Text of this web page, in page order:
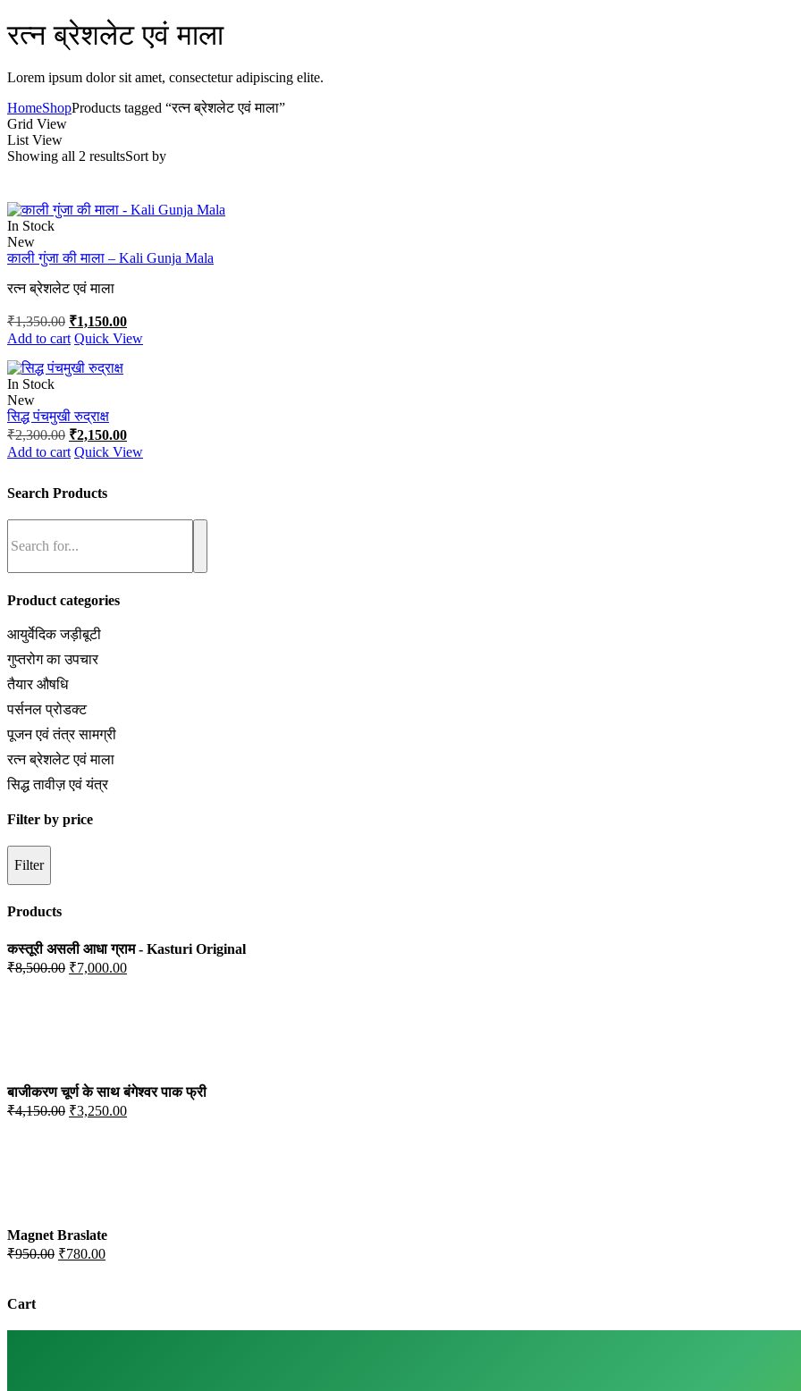
रत्न ब्रेशलेट एवं माला
Lorem ipsum dolor sit amet, consectetur adipiscing elite.
HomeShopProducts tagged “रत्न ब्रेशलेट एवं माला”
Grid View
List View
Showing all 2 resultsSort by
In Stock
New
काली गुंजा की माला – Kali Gunja Mala
रत्न ब्रेशलेट एवं माला
₹1,350.00 Original
price
was:
₹1,350.00.
₹1,150.00Current
price
is:
Add to cart Quick View
In Stock
New
सिद्ध पंचमुखी रुद्राक्ष
₹2,300.00 Original
price
was:
₹2,150.00Current
price
is:
Add to cart Quick View
Search Products
Product categories
आयुर्वेदिक जड़ीबूटी
गुप्तरोग का उपचार
तैयार औषधि
पर्सनल प्रोडक्ट
पूजन एवं तंत्र सामग्री
रत्न ब्रेशलेट एवं माला
सिद्ध तावीज़ एवं यंत्र
Filter by price
Filter
Products
कस्तूरी असली आधा ग्राम - Kasturi Original
₹8,500.00 Original
₹7,000.00Current
बाजीकरण चूर्ण के साथ बंगेश्वर पाक फ्री
₹4,150.00 Original
₹3,250.00Current
Magnet Braslate
₹950.00 Original
₹780.00Current
Cart